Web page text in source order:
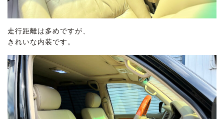
走行距離は多めですが、
きれいな内装です。